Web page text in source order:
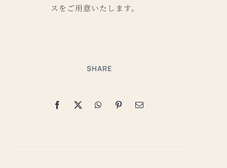
SHARE
スをご用意いたします。